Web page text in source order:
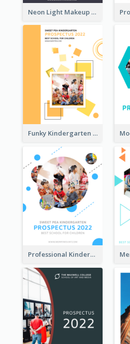
Neon Light Makeup School Prospectus
Funky Kindergarten Prospectus
Professional Kindergarten Prospectus